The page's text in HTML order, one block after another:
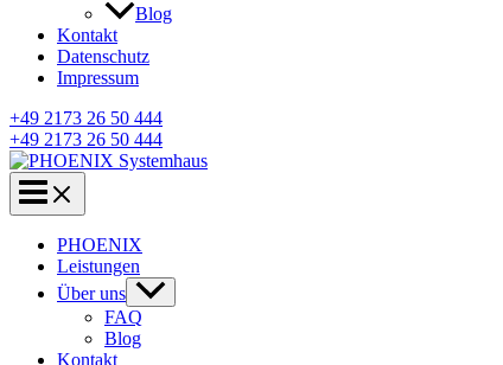
Blog
Kontakt
Datenschutz
Impressum
+49 2173 26 50 444
+49 2173 26 50 444
PHOENIX
Leistungen
Über uns
FAQ
Blog
Kontakt